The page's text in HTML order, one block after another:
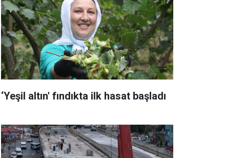
‘Yeşil altın' fındıkta ilk hasat başladı